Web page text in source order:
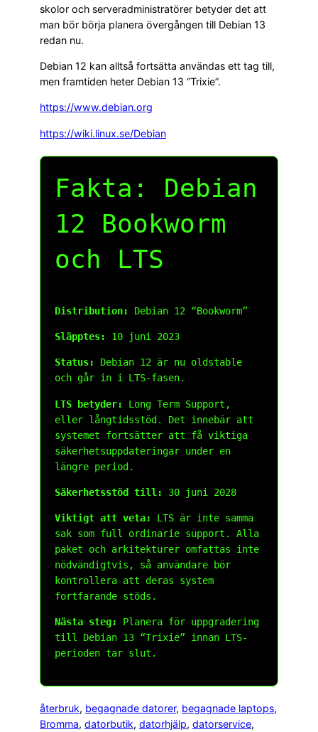
skolor och serveradministratörer betyder det att
man bör börja planera övergången till Debian 13
redan nu.
Debian 12 kan alltså fortsätta användas ett tag till,
men framtiden heter Debian 13 “Trixie”.
https://www.debian.org
https://wiki.linux.se/Debian
Fakta: Debian
12 Bookworm
och LTS
Distribution: Debian 12 “Bookworm”
Släpptes: 10 juni 2023
Status:
Debian 12 är nu oldstable
och går in i LTS-fasen.
LTS betyder:
Long Term Support,
eller långtidsstöd. Det innebär att
systemet fortsätter att få viktiga
säkerhetsuppdateringar under en
längre period.
Säkerhetsstöd till: 30 juni 2028
Viktigt att veta:
LTS är inte samma
sak som full ordinarie support. Alla
paket och arkitekturer omfattas inte
nödvändigtvis, så användare bör
kontrollera att deras system
fortfarande stöds.
Nästa steg:
Planera för uppgradering
till Debian 13 “Trixie” innan LTS-
perioden tar slut.
återbruk, begagnade datorer, begagnade laptops
Bromma, datorbutik, datorhjälp, datorservice